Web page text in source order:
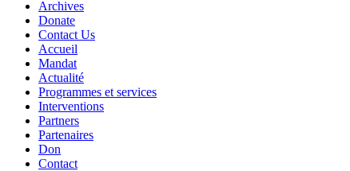
Archives
Donate
Contact Us
Accueil
Mandat
Actualité
Programmes et services
Interventions
Partners
Partenaires
Don
Contact